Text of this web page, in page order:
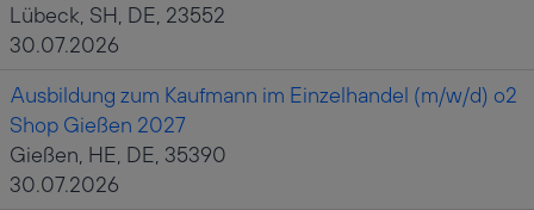
Lübeck, SH, DE, 23552
30.07.2026
Ausbildung zum Kaufmann im Einzelhandel (m/w/d) o2
Shop Gießen 2027
Gießen, HE, DE, 35390
30.07.2026